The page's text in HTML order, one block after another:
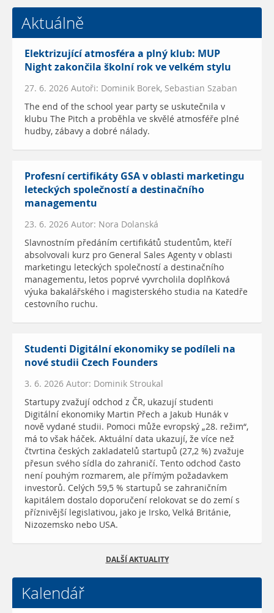
Aktuálně
Elektrizující atmosféra a plný klub: MUP
Night zakončila školní rok ve velkém stylu
27. 6. 2026 Autoři: Dominik Borek, Sebastian Szaban
The end of the school year party se uskutečnila v
klubu The Pitch a proběhla ve skvělé atmosféře plné
hudby, zábavy a dobré nálady.
Profesní certifikáty GSA v oblasti marketingu
leteckých společností a destinačního
managementu
23. 6. 2026 Autor: Nora Dolanská
Slavnostním předáním certifikátů studentům, kteří
absolvovali kurz pro General Sales Agenty v oblasti
marketingu leteckých společností a destinačního
managementu, letos poprvé vyvrcholila doplňková
výuka bakalářského i magisterského studia na Katedře
cestovního ruchu.
Studenti Digitální ekonomiky se podíleli na
nové studii Czech Founders
3. 6. 2026 Autor: Dominik Stroukal
Startupy zvažují odchod z ČR, ukazují studenti
Digitální ekonomiky Martin Přech a Jakub Hunák v
nově vydané studii. Pomoci může evropský „28. režim“,
má to však háček. Aktuální data ukazují, že více než
čtvrtina českých zakladatelů startupů (27,2 %) zvažuje
přesun svého sídla do zahraničí. Tento odchod často
není pouhým rozmarem, ale přímým požadavkem
investorů. Celých 59,5 % startupů se zahraničním
kapitálem dostalo doporučení relokovat se do zemí s
příznivější legislativou, jako je Irsko, Velká Británie,
Nizozemsko nebo USA.
DALŠÍ AKTUALITY
Kalendář